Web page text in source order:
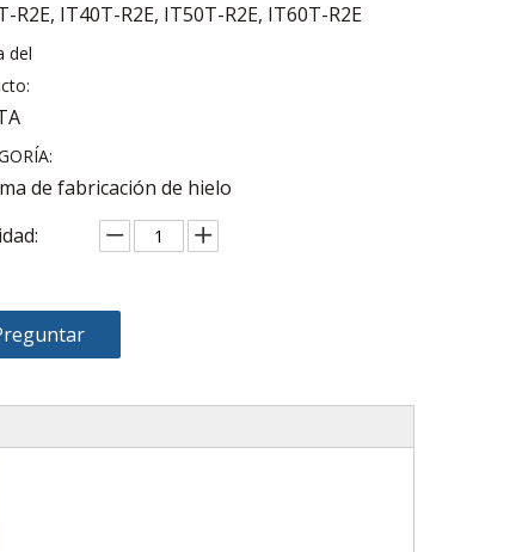
R2E, IT40T-R2E, IT50T-R2E, IT60T-R2E
del
de fabricación de hielo